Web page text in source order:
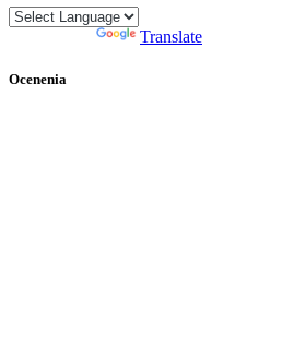
Translate
Ocenenia